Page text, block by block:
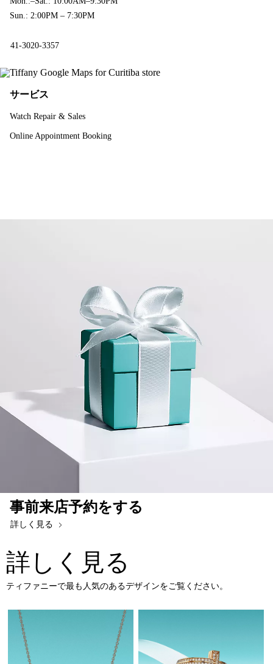
Sun.: 2:00PM – 7:30PM
41-3020-3357
サービス
Watch Repair & Sales
Online Appointment Booking
事前来店予約をする
詳しく見る
詳しく見る
ティファニーで最も人気のあるデザインをご覧ください。